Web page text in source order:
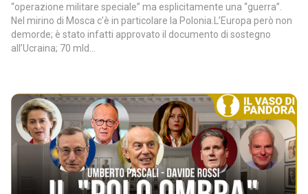
“operazione militare speciale” ma esplicitamente una “guerra”.
Nel mirino di Mosca c’è in particolare la Polonia.L’Europa però non
demorde; è stato infatti approvato il documento di sostegno
all’Ucraina; 70 mld...